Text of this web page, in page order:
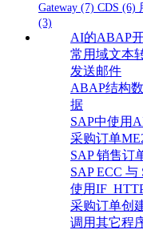
Gateway (7) CDS (6)
(3)
AI的ABAP
常用域文本
发送邮件
ABAP结构
据
SAP中使用
采购订单
SAP 销售订
SAP ECC
使用
采购订单创
调用其它程